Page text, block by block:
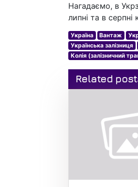
Нагадаємо, в
липні та в
Україна Вантаж
Українська залізниця
Колія (залізничний
Related